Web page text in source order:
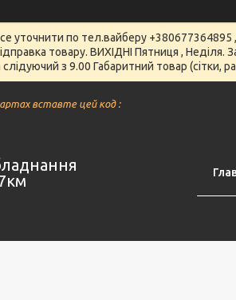
по тел.вайберу +380677364895
товару. ВИХІДНІ Пятниця ,
з 9.00 Габаритний товар
вставте цей код :